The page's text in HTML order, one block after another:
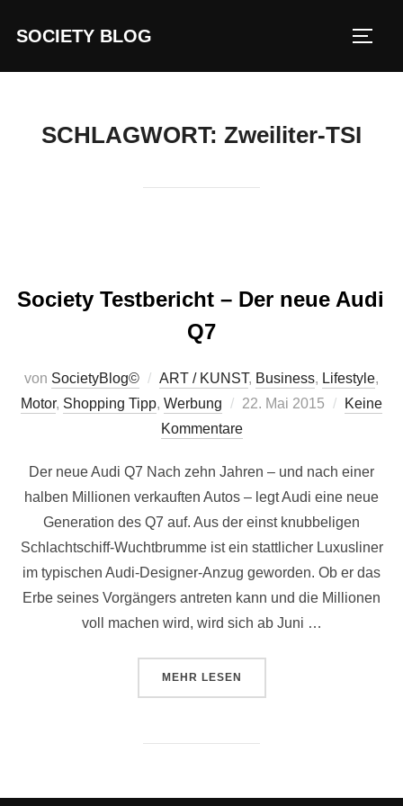
InhaltSOCIETY BLOG
SCHLAGWORT: Zweiliter-TSI
Society Testbericht – Der neue Audi
Q7
von SocietyBlog© ART / KUNST, Business, Lifestyle,
Motor, Shopping Tipp, Werbung
Veröffentlicht
am
22. Mai 2015
Keine
Kommentare
Der neue Audi Q7 Nach zehn Jahren – und nach einer
halben Millionen verkauften Autos – legt Audi eine neue
Generation des Q7 auf. Aus der einst knubbeligen
Schlachtschiff-Wuchtbrumme ist ein stattlicher Luxusliner
im typischen Audi-Designer-Anzug geworden. Ob er das
Erbe seines Vorgängers antreten kann und die Millionen
voll machen wird, wird sich ab Juni …
MEHR ÜBER „SOCIETY TESTBERICHT
LESEN